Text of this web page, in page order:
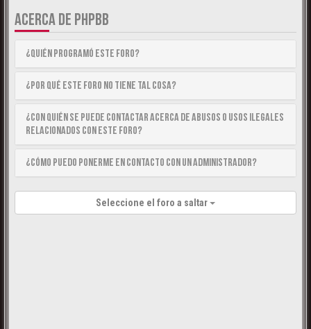
ACERCA DE PHPBB
¿Quién programó este foro?
¿Por qué este foro no tiene tal cosa?
¿Con quién se puede contactar acerca de abusos o usos ilegales
relacionados con este foro?
¿Cómo puedo ponerme en contacto con un Administrador?
Seleccione el foro a saltar